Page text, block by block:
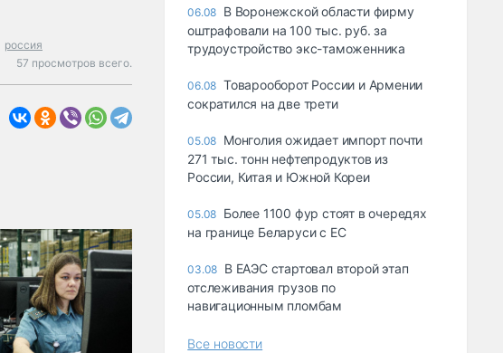
россия
57 просмотров всего.
06.08 В Воронежской области фирму
оштрафовали на 100 тыс. руб. за
трудоустройство экс-таможенника
06.08 Товарооборот России и Армении
сократился на две трети
05.08 Монголия ожидает импорт почти
271 тыс. тонн нефтепродуктов из
России, Китая и Южной Кореи
05.08 Более 1100 фур стоят в очередях
на границе Беларуси с ЕС
03.08 В ЕАЭС стартовал второй этап
отслеживания грузов по
навигационным пломбам
Все новости